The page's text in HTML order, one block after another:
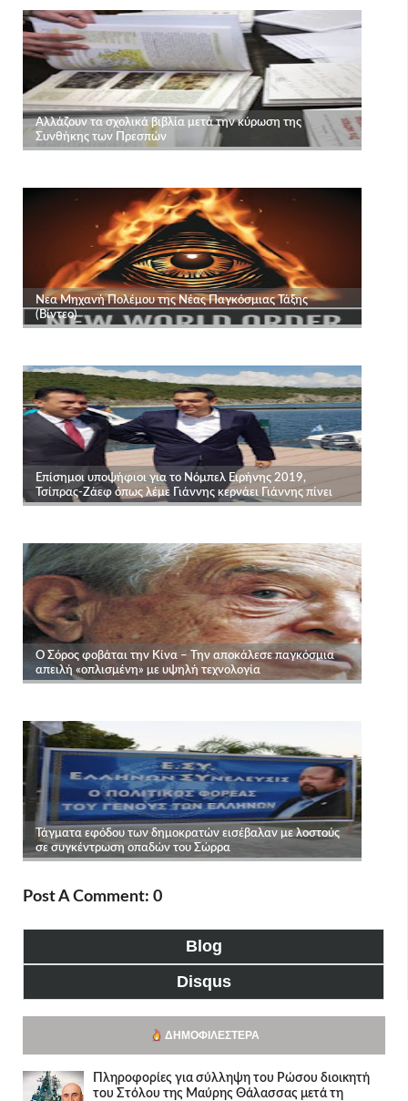
Post A Comment: 0
Blog
Disqus
ΔΗΜΟΦΙΛΈΣΤΕΡΑ
Πληροφορίες για σύλληψη του Ρώσου διοικητή
του Στόλου της Mαύρης Θάλασσας μετά τη